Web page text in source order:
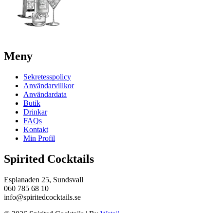
Meny
Sekretesspolicy
Användarvillkor
Användardata
Butik
Drinkar
FAQs
Kontakt
Min Profil
Spirited Cocktails
Esplanaden 25, Sundsvall
060 785 68 10
info@spiritedcocktails.se